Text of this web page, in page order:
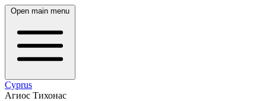
Open main menu
Cyprus
Агиос Тихонас